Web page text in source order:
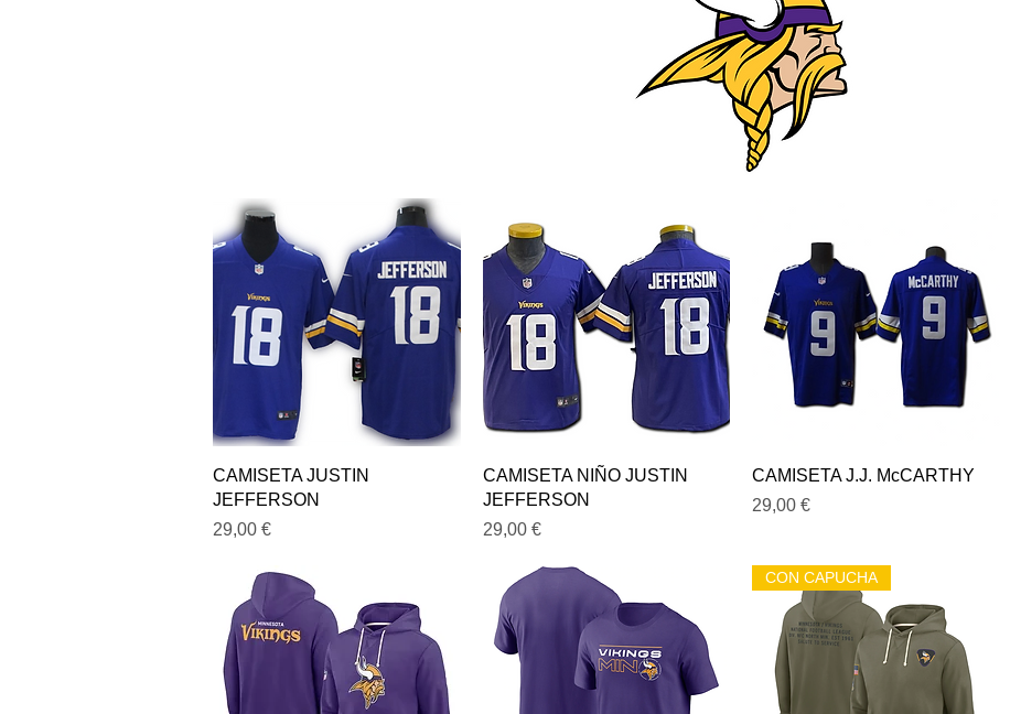
Vista rápida
CAMISETA JUSTIN
JEFFERSON
Precio
29,00 €
Vista rápida
CAMISETA NIÑO JUSTIN
JEFFERSON
Precio
29,00 €
Vista rápida
CAMISETA J.J. McCARTHY
Precio
29,00 €
CON CAPUCHA